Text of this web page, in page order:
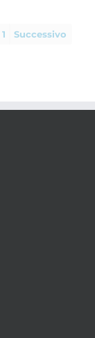
1 Successivo